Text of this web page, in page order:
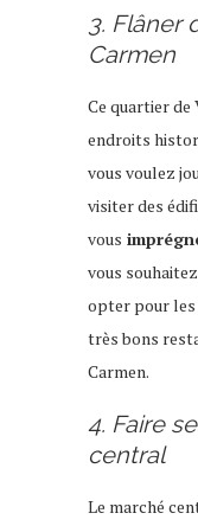
3. Flâner
Carmen
Ce quartier de
endroits
vous voulez
visiter des
vous
vous
opter pour les
très bons
Carmen.
4. Faire
central
Le marché